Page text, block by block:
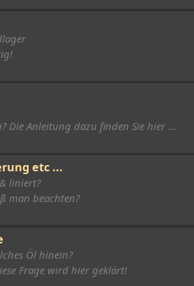
Die Anleitung dazu finden Sie hier ...
etc ...
liniert?
man beachten?
Öl hinein?
Frage wird hier geklärt!